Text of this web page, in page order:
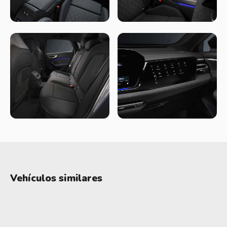
cercano al antiguo A4 dentro de la gama, priorizando la
practicidad sin perder del todo el toque deportivo.
Interior
Puertas adentro, el foco está claramente puesto en la
tecnología. El interior presenta un diseño minimalista
dominado por pantallas, con un tablero digital grande, un
sistema multimedia central y, en algunas versiones, una
lujo. Es un ambiente moderno, cómodo y bien equipado, pero
Vehículos similares